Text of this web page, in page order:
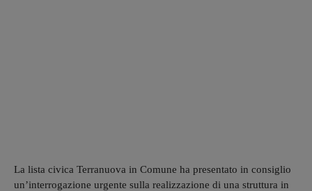
La lista civica Terranuova in Comune ha presentato in consiglio
un’interrogazione urgente sulla realizzazione di una struttura in